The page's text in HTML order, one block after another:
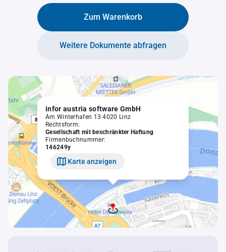
Zum Warenkorb
Weitere Dokumente abfragen
infor austria software GmbH
Am Winterhafen 13 4020 Linz
Rechtsform:
Gesellschaft mit beschränkter Haftung
Firmenbuchnummer:
146249y
Karte anzeigen